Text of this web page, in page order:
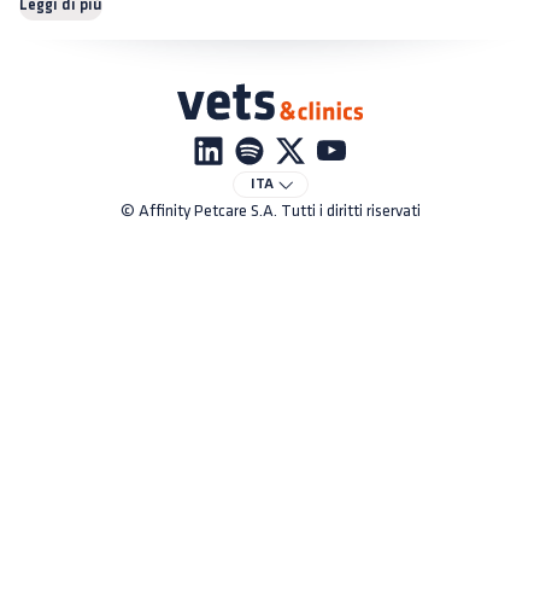
Leggi di più
ITA
© Affinity Petcare S.A. Tutti i diritti riservati